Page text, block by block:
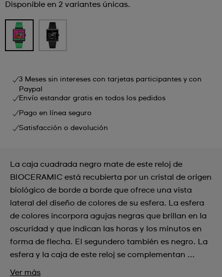
Disponible en 2 variantes únicas.
3 Meses sin intereses con tarjetas participantes y con
Paypal
Envío estandar gratis en todos los pedidos
Pago en línea seguro
Satisfacción o devolución
La caja cuadrada negro mate de este reloj de
BIOCERAMIC está recubierta por un cristal de origen
biológico de borde a borde que ofrece una vista
lateral del diseño de colores de su esfera. La esfera
de colores incorpora agujas negras que brillan en la
oscuridad y que indican las horas y los minutos en
forma de flecha. El segundero también es negro. La
esfera y la caja de este reloj se complementan ...
Ver más